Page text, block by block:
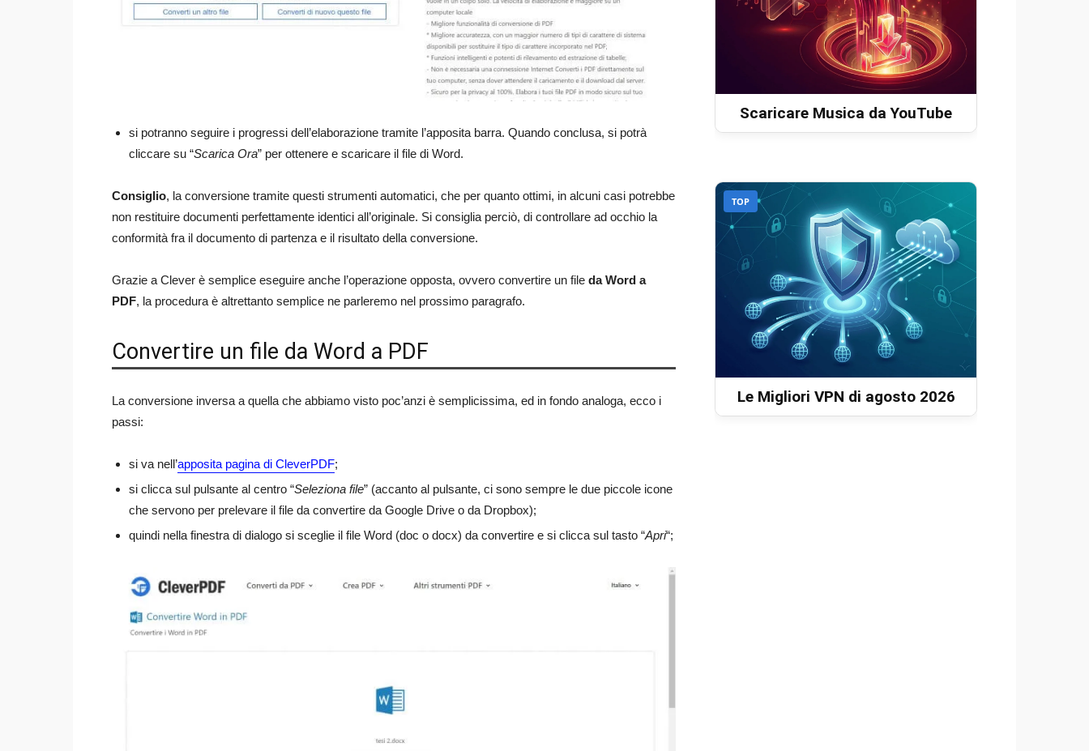
si potranno seguire i progressi dell’elaborazione tramite l’apposita barra. Quando conclusa, si potrà
cliccare su “Scarica Ora” per ottenere e scaricare il file di Word.
Consiglio, la conversione tramite questi strumenti automatici, che per quanto ottimi, in alcuni casi potrebbe
non restituire documenti perfettamente identici all’originale. Si consiglia perciò, di controllare ad occhio la
conformità fra il documento di partenza e il risultato della conversione.
Grazie a Clever è semplice eseguire anche l’operazione opposta, ovvero convertire un file da Word a
PDF, la procedura è altrettanto semplice ne parleremo nel prossimo paragrafo.
Convertire un file da Word a PDF
La conversione inversa a quella che abbiamo visto poc’anzi è semplicissima, ed in fondo analoga, ecco i
passi:
si va nell’apposita pagina di CleverPDF;
si clicca sul pulsante al centro “Seleziona file” (accanto al pulsante, ci sono sempre le due piccole icone
che servono per prelevare il file da convertire da Google Drive o da Dropbox);
quindi nella finestra di dialogo si sceglie il file Word (doc o docx) da convertire e si clicca sul tasto “Apri“;
Scaricare Musica da YouTube
TOP
Le Migliori VPN di agosto 2026